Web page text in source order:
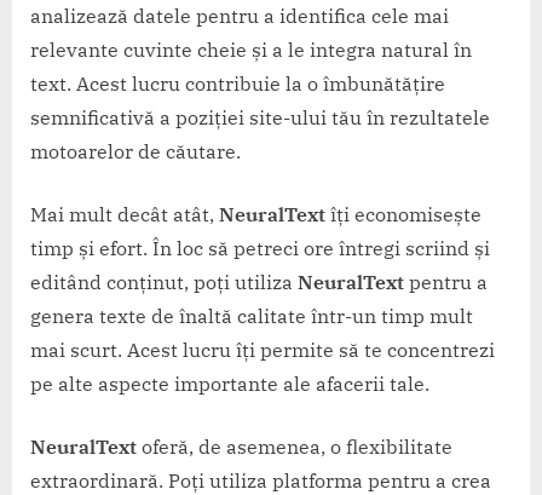
analizează datele pentru a identifica cele mai
relevante cuvinte cheie și a le integra natural în
text. Acest lucru contribuie la o îmbunătățire
semnificativă a poziției site-ului tău în rezultatele
motoarelor de căutare.
Mai mult decât atât, NeuralText îți economisește
timp și efort. În loc să petreci ore întregi scriind și
editând conținut, poți utiliza NeuralText pentru a
genera texte de înaltă calitate într-un timp mult
mai scurt. Acest lucru îți permite să te concentrezi
pe alte aspecte importante ale afacerii tale.
NeuralText oferă, de asemenea, o flexibilitate
extraordinară. Poți utiliza platforma pentru a crea